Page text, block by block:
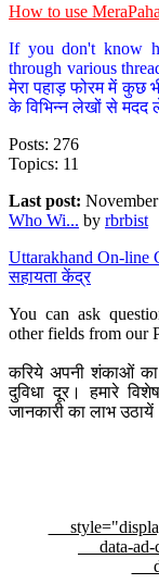
How to use
If you don't know
through various
मेरा पहाड़ फोरम में कुछ
के विभिन्न लेखों से
Posts: 276
Topics: 11
Last post:
Who Wi... by rbrbist
Uttarakhand On-line
सहायता केंद्र
You can ask
other fields from our
करिये अपनी शंकाओं का
दुविधा दूर। हमारे
जानकारी का लाभ
data-ad-